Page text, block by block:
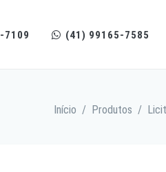
7109 (41) 99165-7585
Início / Produtos /